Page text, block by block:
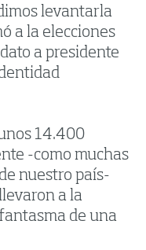
levantarla
a la elecciones
a presidente
14.400
-como muchas
nuestro país-
a la
de una